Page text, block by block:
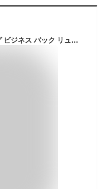
耐刃 防水 撥水 盗難防止 トラベル 防犯 バッグ ビジネス バック リュック レディース ノートパソコン USBポート リュック 収納 バックパック メンズ 出張 旅行 通学 通勤